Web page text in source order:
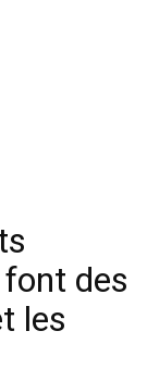
des
les